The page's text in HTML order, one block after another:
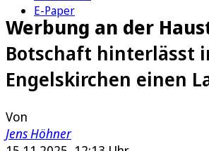
E-Paper
Werbung an der
Botschaft hinterlässt
Engelskirchen einen
Von
Jens Höhner